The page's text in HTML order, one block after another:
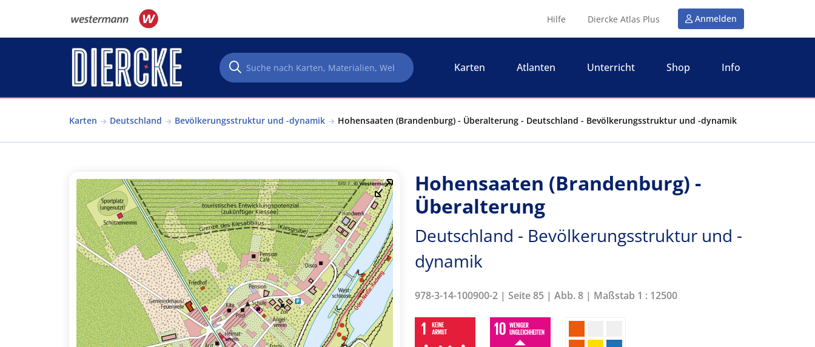
Hilfe Diercke Atlas Plus Anmelden
Karten Atlanten Unterricht Shop Info
Karten Deutschland Bevölkerungsstruktur und -dynamik Hohensaaten (Brandenburg) - Überalterung - Deutschland - Bevölkerungsstruktur und -dynamik
Hohensaaten (Brandenburg) -
Überalterung
Deutschland - Bevölkerungsstruktur und -
dynamik
978-3-14-100900-2 | Seite 85 | Abb. 8 | Maßstab 1 : 12500